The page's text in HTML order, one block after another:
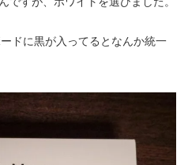
Nikon
3 om-5 II omsystem
photo Pocket 3
ドに黒が入ってるとなんか統一